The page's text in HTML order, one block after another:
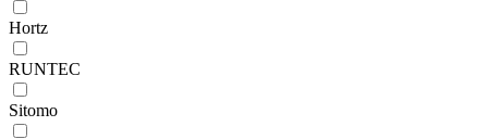
Hortz
RUNTEC
Sitomo